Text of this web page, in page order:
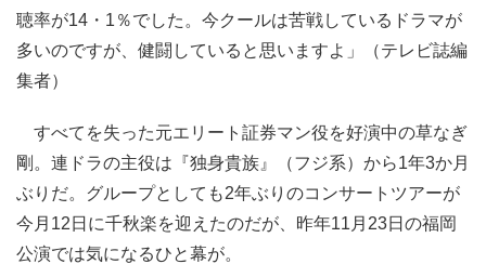
聴率が14・1％でした。今クールは苦戦しているドラマが
多いのですが、健闘していると思いますよ」（テレビ誌編
集者）
すべてを失った元エリート証券マン役を好演中の草なぎ
剛。連ドラの主役は『独身貴族』（フジ系）から1年3か月
ぶりだ。グループとしても2年ぶりのコンサートツアーが
今月12日に千秋楽を迎えたのだが、昨年11月23日の福岡
公演では気になるひと幕が。